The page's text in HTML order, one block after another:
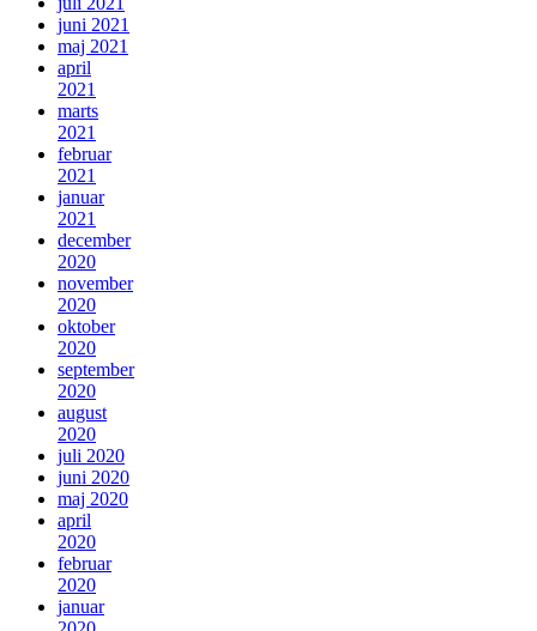
juni 2021
maj 2021
april
2021
marts
2021
februar
2021
januar
2021
december
2020
november
2020
oktober
2020
september
2020
august
2020
juli 2020
juni 2020
maj 2020
april
2020
februar
2020
januar